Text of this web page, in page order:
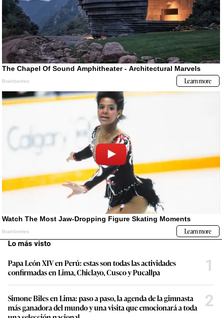
Lo más visto
Papa León XIV en Perú: estas son todas las actividades
confirmadas en Lima, Chiclayo, Cusco y Pucallpa
1
Simone Biles en Lima: paso a paso, la agenda de la gimnasta
más ganadora del mundo y una visita que emocionará a toda
2